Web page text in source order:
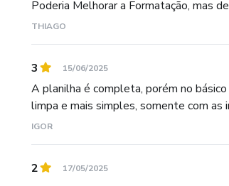
Poderia Melhorar a Formatação, mas
THIAGO
3 15/06/2025
A planilha é completa, porém no
limpa e mais simples, somente com as
IGOR
2 17/05/2025